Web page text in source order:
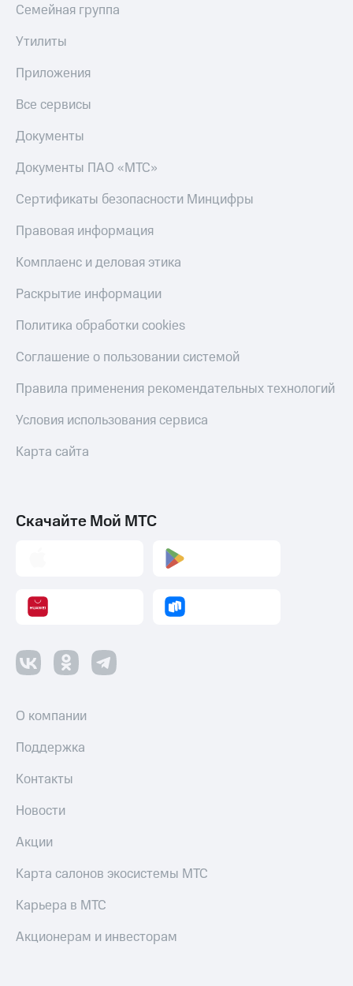
Семейная группа
Утилиты
Приложения
Все сервисы
Документы
Документы ПАО «МТС»
Сертификаты безопасности Минцифры
Правовая информация
Комплаенс и деловая этика
Раскрытие информации
Политика обработки cookies
Соглашение о пользовании системой
Правила применения рекомендательных технологий
Условия использования сервиса
Карта сайта
Скачайте Мой МТС
О компании
Поддержка
Контакты
Новости
Акции
Карта салонов экосистемы МТС
Карьера в МТС
Акционерам и инвесторам